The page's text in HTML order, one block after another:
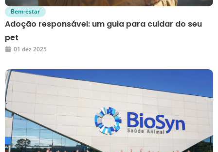
Bem-estar
Adoção responsável: um guia para cuidar do seu
pet
01 dez 2025